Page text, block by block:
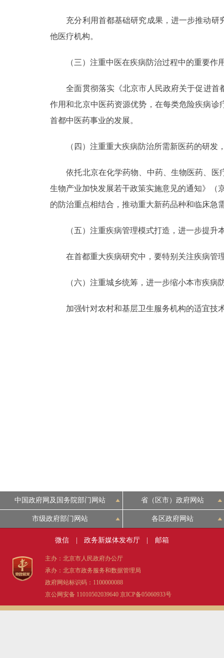
充分利用首都基础研究成果，进一步推动研
他医疗机构。
（三）注重中医在疾病防治过程中的重要作
全面贯彻落实《北京市人民政府关于促进首都
作用和北京中医药资源优势，在每类危险疾病
首都中医药事业的发展。
（四）注重重大疾病防治所需新医药的研发
依托北京在化学药物、中药、生物医药、医
生物产业加快发展若干政策实施意见的通知》（
的防治重点相结合，推动重大新药品种和临床急
（五）注重疾病管理模式打造，进一步提升
在首都重大疾病研究中，要特别关注疾病管
（六）注重城乡统筹，进一步缩小本市疾病
加强针对农村和基层卫生服务机构的适宜技术
中国政府网及国务院部门网站 省（区市）政府网站
市级政府部门网站 各区政府网站
微信 政务新媒体发布厅 邮箱
主办：北京市人民政府办公厅
承办：北京市政务服务和数据管理局
政府网站标识码：1100000088
京公网安备 11010502039640 京ICP备05060933号